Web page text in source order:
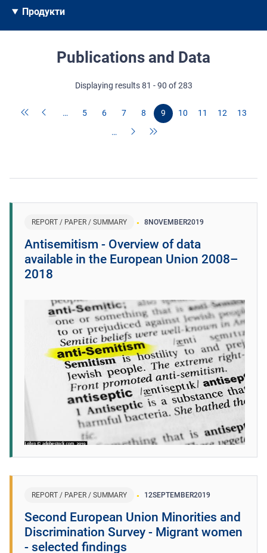
Продукти
Publications and Data
Displaying results 81 - 90 of 283
… 5 6 7 8 9 10 11 12
13
…
REPORT / PAPER / SUMMARY 8NOVEMBER2019
Antisemitism - Overview of data
available in the European Union 2008–
2018
REPORT / PAPER / SUMMARY 12SEPTEMBER2019
Second European Union Minorities and
Discrimination Survey - Migrant women
- selected findings